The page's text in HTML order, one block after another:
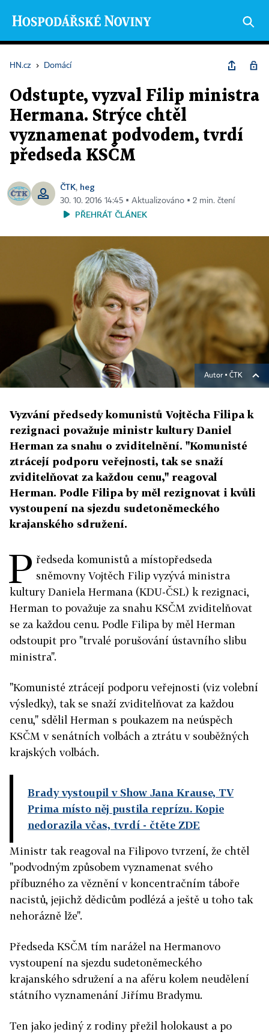
HN.cz › Domácí
Odstupte, vyzval Filip ministra
Hermana. Strýce chtěl
vyznamenat podvodem, tvrdí
předseda KSČM
ČTK, heg
30. 10. 2016 14:45 ▪ Aktualizováno ▪ 2 min. čtení
PŘEHRÁT ČLÁNEK
Autor ▪ ČTK
Vyzvání předsedy komunistů Vojtěcha Filipa k
rezignaci považuje ministr kultury Daniel
Herman za snahu o zviditelnění. "Komunisté
ztrácejí podporu veřejnosti, tak se snaží
zviditelňovat za každou cenu," reagoval
Herman. Podle Filipa by měl rezignovat i kvůli
vystoupení na sjezdu sudetoněmeckého
krajanského sdružení.
P ředseda komunistů a místopředseda
sněmovny Vojtěch Filip vyzývá ministra
kultury Daniela Hermana (KDU-ČSL) k rezignaci,
Herman to považuje za snahu KSČM zviditelňovat
se za každou cenu. Podle Filipa by měl Herman
odstoupit pro "trvalé porušování ústavního slibu
ministra".
"Komunisté ztrácejí podporu veřejnosti (viz volební
výsledky), tak se snaží zviditelňovat za každou
cenu," sdělil Herman s poukazem na neúspěch
KSČM v senátních volbách a ztrátu v souběžných
krajských volbách.
Brady vystoupil v Show Jana Krause, TV
Prima místo něj pustila reprízu. Kopie
nedorazila včas, tvrdí - čtěte ZDE
Ministr tak reagoval na Filipovo tvrzení, že chtěl
"podvodným způsobem vyznamenat svého
příbuzného za věznění v koncentračním táboře
nacistů, jejichž dědicům podlézá a ještě u toho tak
nehorázně lže".
Předseda KSČM tím narážel na Hermanovo
vystoupení na sjezdu sudetoněmeckého
krajanského sdružení a na aféru kolem neudělení
státního vyznamenání Jiřímu Bradymu.
Ten jako jediný z rodiny přežil holokaust a po